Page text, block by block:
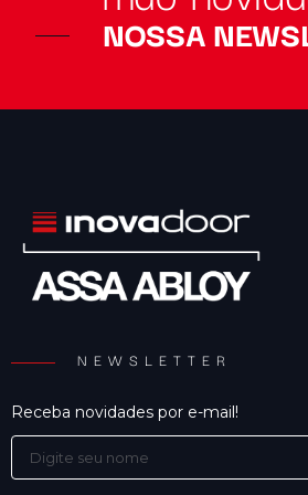
NOSSA
NEWSLETTER
Receba novidades por e-mail!